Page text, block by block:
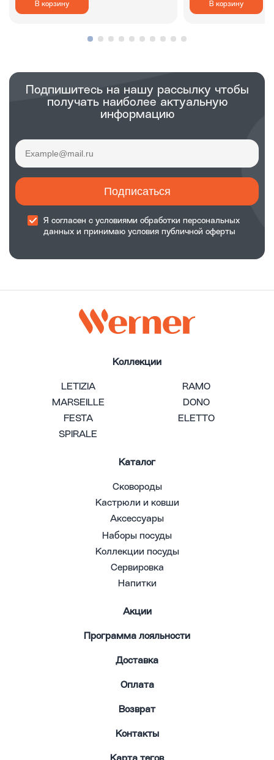
В корзину В корзину
Подпишитесь на нашу рассылку чтобы
получать наиболее актуальную
информацию
Подписаться
Я согласен с условиями обработки персональных
данных и принимаю условия публичной оферты
Коллекции
LETIZIA
RAMO
MARSEILLE
DONO
FESTA
ELETTO
SPIRALE
Каталог
Сковороды
Кастрюли и ковши
Аксессуары
Наборы посуды
Коллекции посуды
Сервировка
Напитки
Акции
Программа лояльности
Доставка
Оплата
Возврат
Контакты